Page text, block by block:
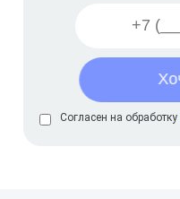
Согласен на обработку